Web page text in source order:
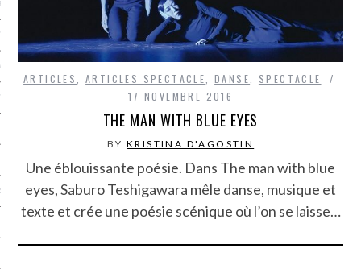
GUERRE
ARTICLES ,ARTICLES SPECTACLE ,DANSE
SPECTACLE
17 NOVEMBRE 2016
THE MAN WITH BLUE EYES
BY KRISTINA D'AGOSTIN
Une éblouissante poésie. Dans The man with blue
eyes, Saburo Teshigawara mêle danse, musique et
texte et crée une poésie scénique où l’on se laisse…